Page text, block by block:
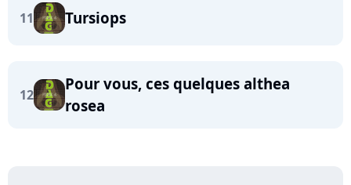
11 Tursiops
12
Pour vous, ces quelques althea
rosea